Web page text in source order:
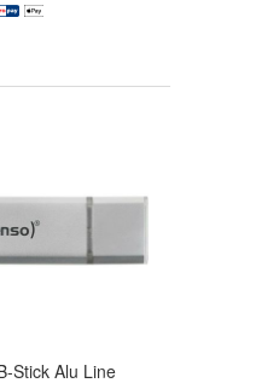
Stick Alu Line